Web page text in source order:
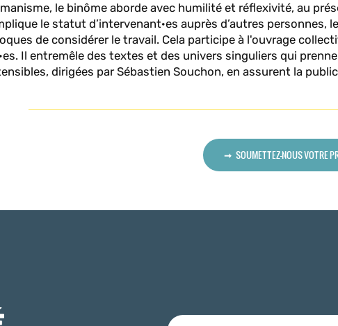
le binôme aborde avec humilité et réflexivité, au
le statut d’intervenant·es auprès d’autres personnes,
de considérer le travail. Cela participe à l'ouvrage
Il entremêle des textes et des univers singuliers qui
dirigées par Sébastien Souchon, en assurent la
SOUMETTEZ-NOUS VOTRE